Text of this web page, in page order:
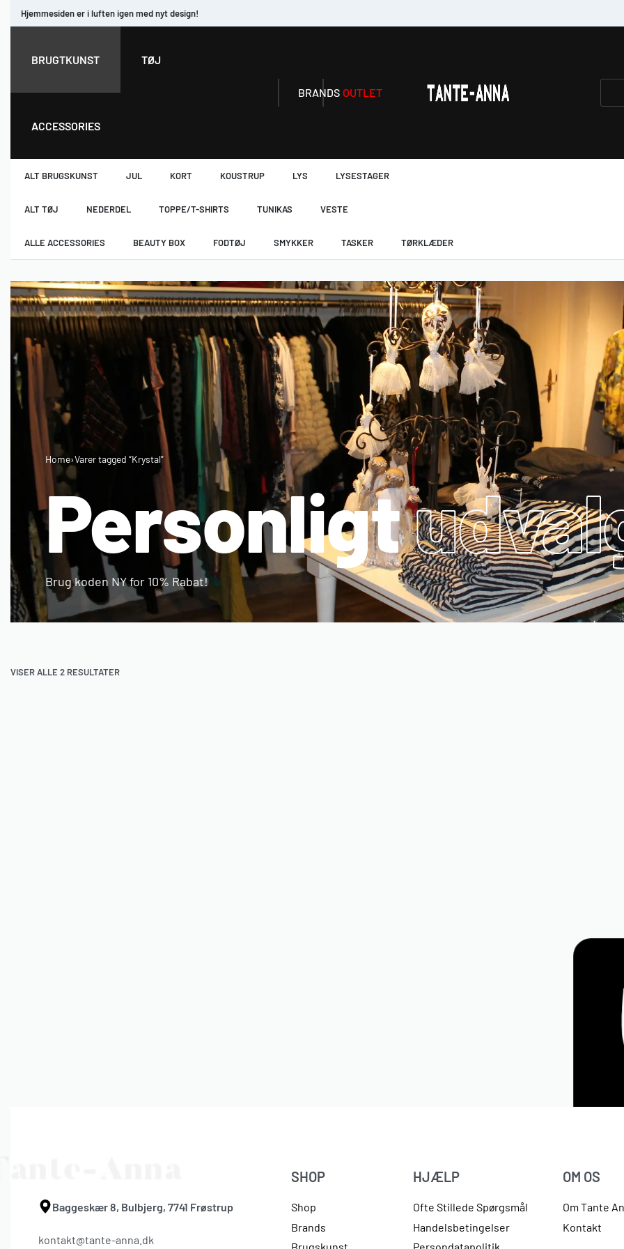
Hjemmesiden er i luften igen med nyt design!
BRUGTKUNST TØJ
ACCESSORIES
BRANDS OUTLET
ALT BRUGSKUNST JUL KORT KOUSTRUP LYS LYSESTAGER
ALT TØJ NEDERDEL TOPPE/T-SHIRTS TUNIKAS VESTE
ALLE ACCESSORIES BEAUTY BOX FODTØJ SMYKKER TASKER TØRKLÆDER
Home›Varer tagged “Krystal”
Personligt
Brug koden NY for 10% Rabat!
VISER ALLE 2 RESULTATER
Baggeskær 8, Bulbjerg, 7741 Frøstrup
kontakt@tante-anna.dk
SHOP
Shop
Brands
HJÆLP
Ofte Stillede Spørgsmål
Handelsbetingelser
OM OS
Om Tante
Kontakt